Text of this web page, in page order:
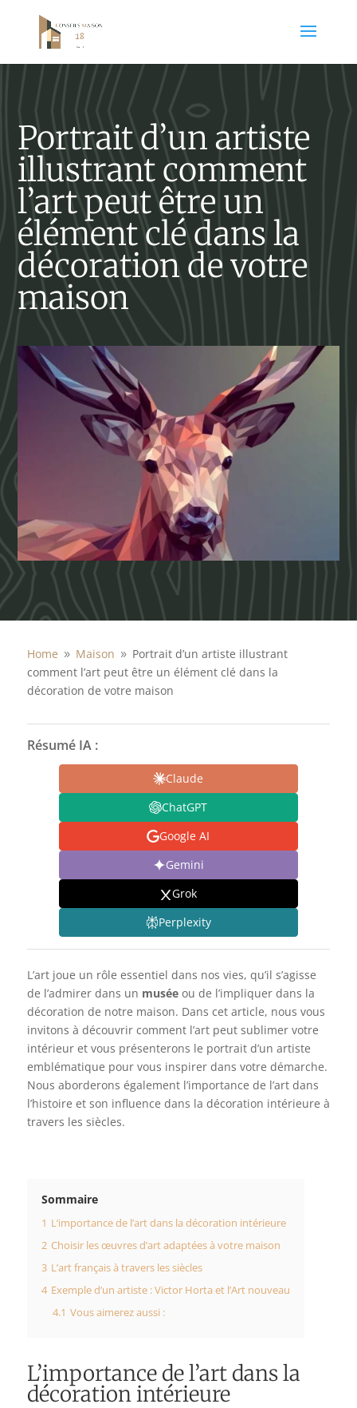
Portrait d’un artiste
illustrant comment
l’art peut être un
élément clé dans la
décoration de votre
maison
Home 9 Maison 9 Portrait d’un artiste illustrant
comment l’art peut être un élément clé dans la
décoration de votre maison
Résumé IA :
Claude
ChatGPT
Google AI
Gemini
Grok
Perplexity
L’art joue un rôle essentiel dans nos vies, qu’il s’agisse
de l’admirer dans un muséeou de l’impliquer dans la
décoration de notre maison. Dans cet article, nous vous
invitons à découvrir comment l’art peut sublimer votre
intérieur et vous présenterons le portrait d’un artiste
emblématique pour vous inspirer dans votre démarche.
Nous aborderons également l’importance de l’art dans
l’histoire et son influence dans la décoration intérieure à
travers les siècles.
Sommaire
1 L’importance de l’art dans la décoration intérieure
2 Choisir les œuvres d’art adaptées à votre maison
3 L’art français à travers les siècles
4 Exemple d’un artiste : Victor Horta et l’Art nouveau
4.1 Vous aimerez aussi :
L’importance de l’art dans la
décoration intérieure